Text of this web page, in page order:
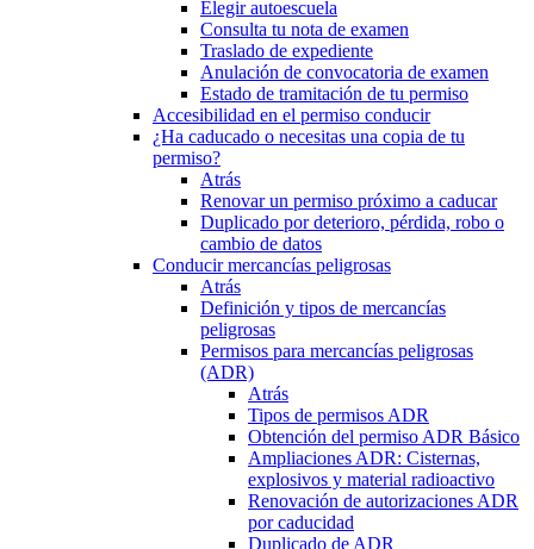
Elegir autoescuela
Consulta tu nota de examen
Traslado de expediente
Anulación de convocatoria de examen
Estado de tramitación de tu permiso
Accesibilidad en el permiso conducir
¿Ha caducado o necesitas una copia de tu
permiso?
Atrás
Renovar un permiso próximo a caducar
Duplicado por deterioro, pérdida, robo o
cambio de datos
Conducir mercancías peligrosas
Atrás
Definición y tipos de mercancías
peligrosas
Permisos para mercancías peligrosas
(ADR)
Atrás
Tipos de permisos ADR
Obtención del permiso ADR Básico
Ampliaciones ADR: Cisternas,
explosivos y material radioactivo
Renovación de autorizaciones ADR
por caducidad
Duplicado de ADR